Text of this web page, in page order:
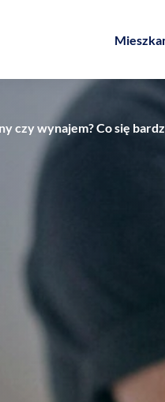
czy wynajem? Co się